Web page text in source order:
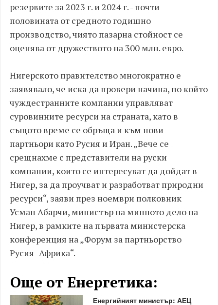
резервите за 2023 г. и 2024 г. - почти
половината от средното годишно
производство, чиято пазарна стойност се
оценява от дружеството на 300 млн. евро.
Нигерското правителство многократно е
заявявало, че иска да провери начина, по който
чуждестранните компании управляват
суровинните ресурси на страната, като в
същото време се обръща и към нови
партньори като Русия и Иран. „Вече се
срещнахме с представители на руски
компании, които се интересуват да дойдат в
Нигер, за да проучват и разработват природни
ресурси“, заяви през ноември полковник
Усман Абарчи, министър на минното дело на
Нигер, в рамките на първата министерска
конференция на „Форум за партньорство
Русия- Африка“.
Още от Енергетика:
Енергийният министър: АЕЦ